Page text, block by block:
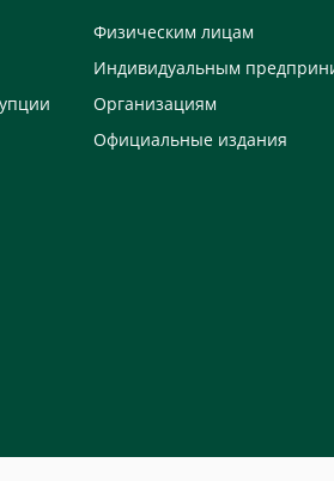
Физическим лицам
Индивидуальным
Организациям
Официальные издания